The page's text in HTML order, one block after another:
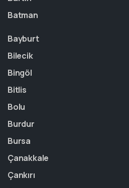
Batman
Bayburt
Bilecik
Bingöl
Bitlis
Bolu
Burdur
Bursa
Çanakkale
Çankırı